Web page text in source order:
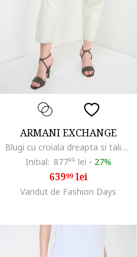
ARMANI EXCHANGE
Blugi cu croiala dreapta si talie medie, Verde pal/Albastru
Initial: 87799 lei - 27%
63999lei
Vandut de Fashion Days